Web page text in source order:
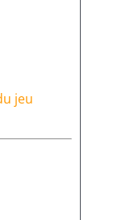
jeu